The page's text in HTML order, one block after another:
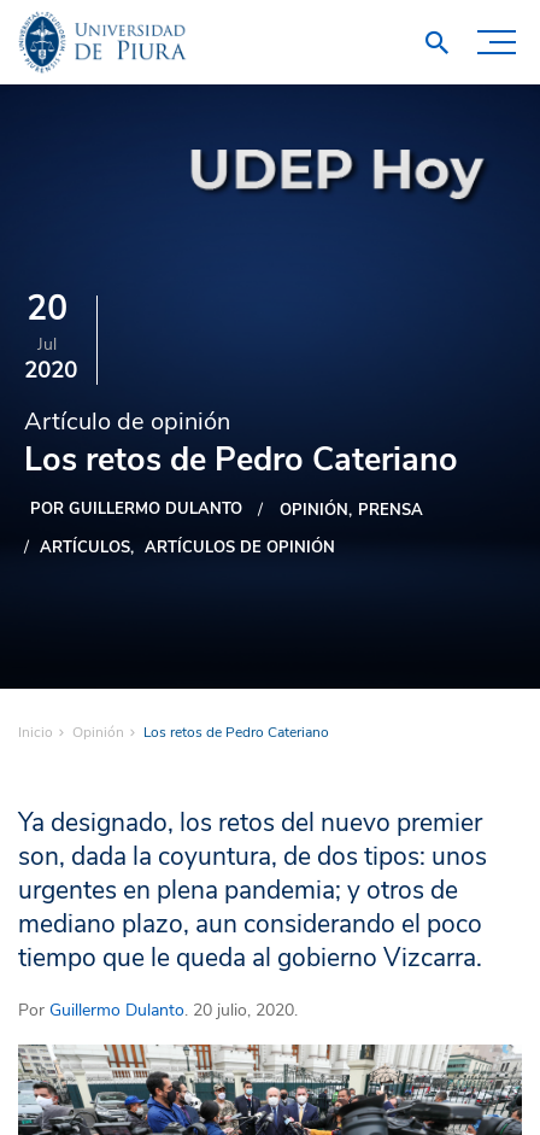
20
Jul
2020
Artículo de opinión
Los retos de Pedro Cateriano
POR GUILLERMO DULANTO OPINIÓN PRENSA
ARTÍCULOS
ARTÍCULOS DE OPINIÓN
Inicio Opinión Los retos de Pedro Cateriano
Ya designado, los retos del nuevo premier
son, dada la coyuntura, de dos tipos: unos
urgentes en plena pandemia; y otros de
mediano plazo, aun considerando el poco
tiempo que le queda al gobierno Vizcarra.
Por Guillermo Dulanto. 20 julio, 2020.